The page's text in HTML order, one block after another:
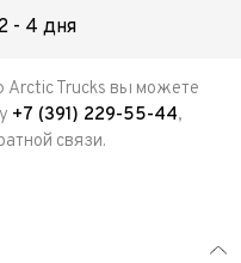
- 4 дня
Trucks вы можете
+7 (391) 229-55-44,
связи.